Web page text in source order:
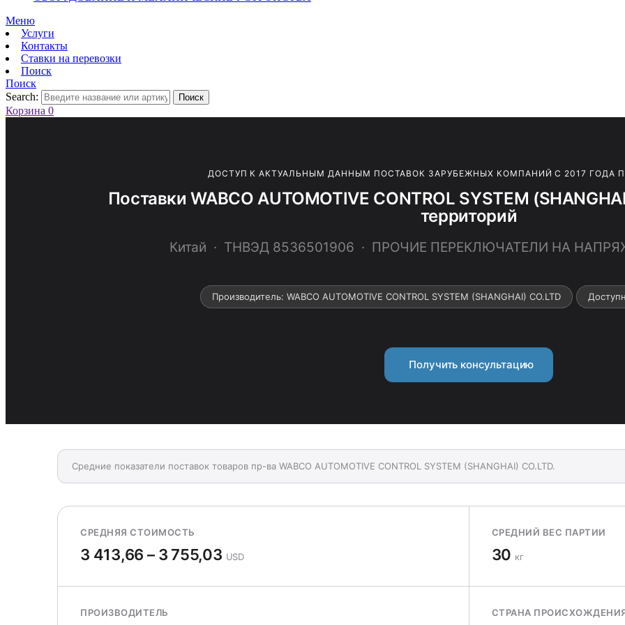
Меню
Услуги
Контакты
Ставки на перевозки
Поиск
Поиск
Search:
Поиск
Корзина 0
ДОСТУП К АКТУАЛЬНЫМ ДАННЫМ ПОСТАВОК ЗАРУБЕЖНЫХ КОМПАНИЙ С 2017 ГОДА
Поставки WABCO AUTOMOTIVE CONTROL SYSTEM
территорий
Китай · ТНВЭД 8536501906 · ПРОЧИЕ ПЕРЕКЛЮЧАТЕЛИ НА
Производитель: WABCO AUTOMOTIVE CONTROL SYSTEM (SHANGHAI) CO.LTD
Получить консультацию
Средние показатели поставок товаров пр-ва WABCO AUTOMOTIVE CONTROL SYSTEM (SHANGHAI) CO.LTD.
СРЕДНЯЯ СТОИМОСТЬ
3 413,66 – 3 755,03 USD
СРЕДНИЙ ВЕС ПАРТИИ
30 кг
ПРОИЗВОДИТЕЛЬ СТРАНА